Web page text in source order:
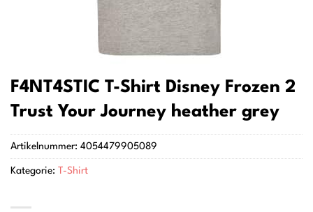
F4NT4STIC T-Shirt Disney Frozen 2
Trust Your Journey heather grey
Artikelnummer: 4054479905089
Kategorie: T-Shirt